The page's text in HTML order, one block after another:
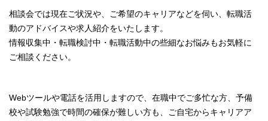
相談会では現在ご状況や、ご希望のキャリアなどを伺い、転職活
動のアドバイスや求人紹介をいたします。
情報収集中・転職検討中・転職活動中の些細なお悩みもお気軽に
ご相談ください。
Webツールや電話を活用しますので、在職中でご多忙な方、予備
校や試験勉強で時間の確保が難しい方も、ご自宅からキャリアア